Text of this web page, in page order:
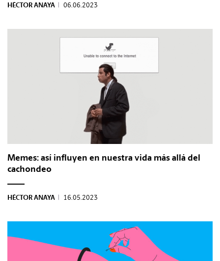
HÉCTOR ANAYA | 06.06.2023
Memes: así influyen en nuestra vida más allá del
cachondeo
HÉCTOR ANAYA | 16.05.2023